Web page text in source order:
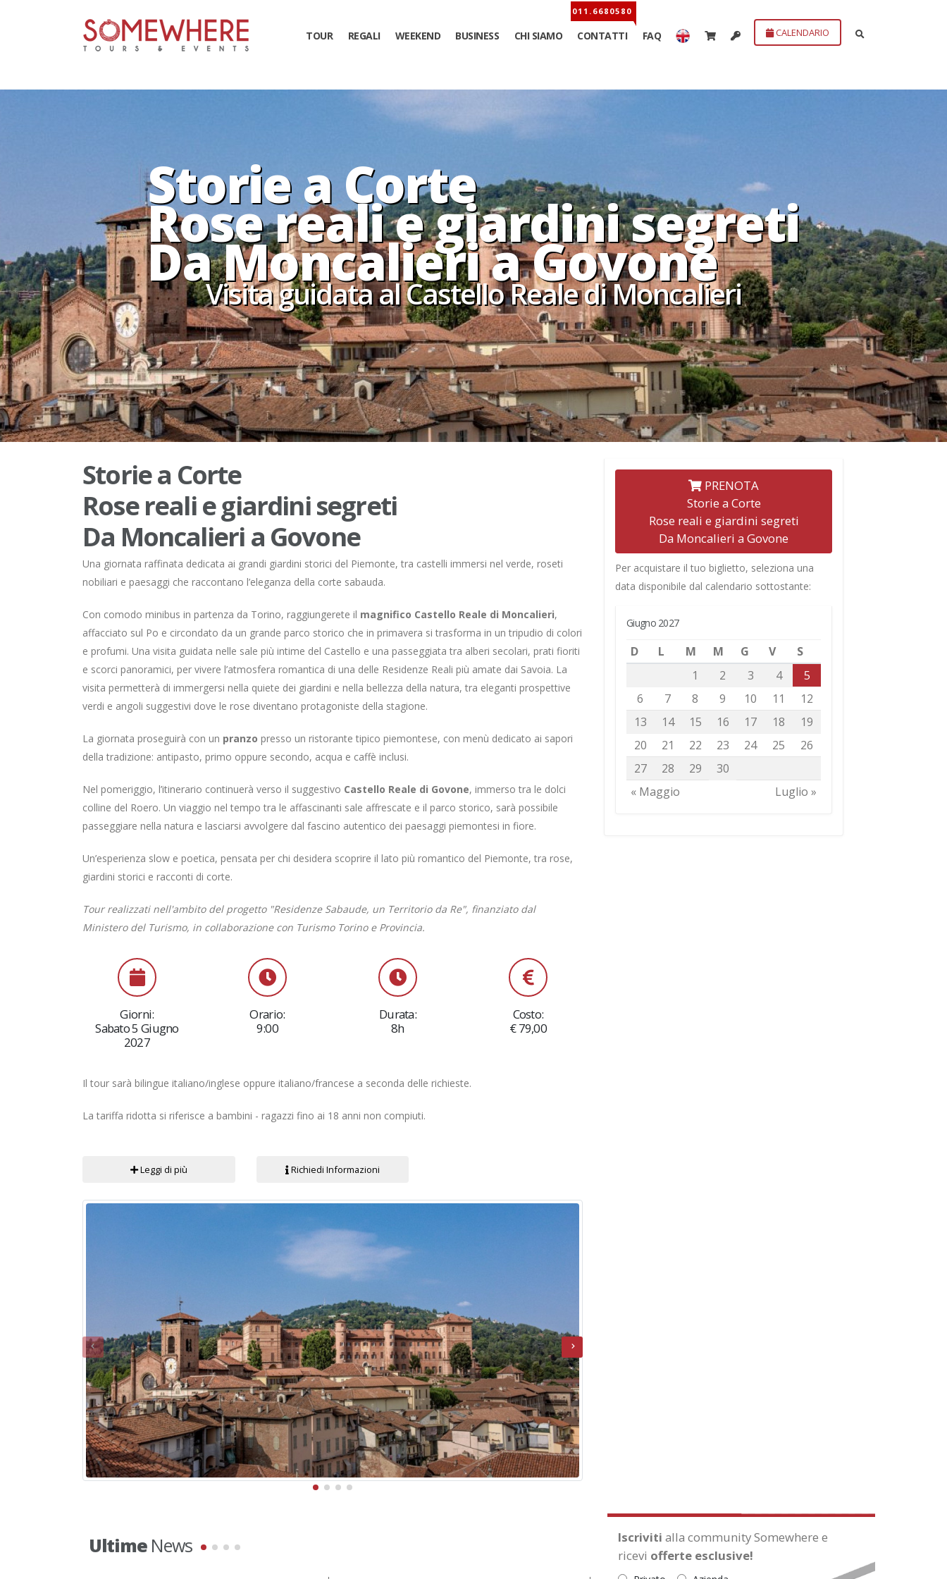
TOUR
REGALI WEEKEND BUSINESS CHI SIAMO CONTATTI FAQ CALENDARIO
Storie a Corte
Rose reali e giardini segreti
Da Moncalieri a Govone
Una giornata raffinata dedicata ai grandi giardini storici del Piemonte, tra castelli immersi nel verde, roseti
nobiliari e paesaggi che raccontano l’eleganza della corte sabauda.
Con comodo minibus in partenza da Torino, raggiungerete il magnifico Castello Reale di Moncalieri,
affacciato sul Po e circondato da un grande parco storico che in primavera si trasforma in un tripudio di colori
e profumi. Una visita guidata nelle sale più intime del Castello e una passeggiata tra alberi secolari, prati fioriti
e scorci panoramici, per vivere l’atmosfera romantica di una delle Residenze Reali più amate dai Savoia. La
visita permetterà di immergersi nella quiete dei giardini e nella bellezza della natura, tra eleganti prospettive
verdi e angoli suggestivi dove le rose diventano protagoniste della stagione.
La giornata proseguirà con un pranzo presso un ristorante tipico piemontese, con menù dedicato ai sapori
della tradizione: antipasto, primo oppure secondo, acqua e caffè inclusi.
Nel pomeriggio, l’itinerario continuerà verso il suggestivo Castello Reale di Govone, immerso tra le dolci
colline del Roero. Un viaggio nel tempo tra le affascinanti sale affrescate e il parco storico, sarà possibile
passeggiare nella natura e lasciarsi avvolgere dal fascino autentico dei paesaggi piemontesi in fiore.
Un’esperienza slow e poetica, pensata per chi desidera scoprire il lato più romantico del Piemonte, tra rose,
giardini storici e racconti di corte.
Tour realizzati nell'ambito del progetto "Residenze Sabaude, un Territorio da Re", finanziato dal
Ministero del Turismo, in collaborazione con Turismo Torino e Provincia.
Giorni:
Sabato 5 Giugno
2027
Orario:
9:00
Durata:
8h
Costo:
€ 79,00
Il tour sarà bilingue italiano/inglese oppure italiano/francese a seconda delle richieste.
La tariffa ridotta si riferisce a bambini - ragazzi fino ai 18 anni non compiuti.
Leggi di più Richiedi Informazioni
PRENOTA
Storie a Corte
Rose reali e giardini segreti
Da Moncalieri a Govone
Per acquistare il tuo biglietto, seleziona una
data disponibile dal calendario sottostante:
Giugno 2027
D L M M G V S
« Maggio Luglio »
1 2 3 4
5
6
7 8 9 10 11
12
13
14 15 16 17 18
19
20
21 22 23 24 25
26
27
28 29 30
UltimeNews Iscriviti alla community Somewhere e
ricevi offerte esclusive!